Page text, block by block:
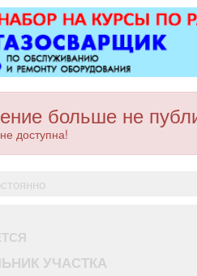
больше не
доступна!
УЧАСТКА